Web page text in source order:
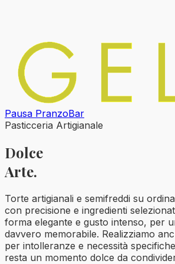
Pausa PranzoBar
Pasticceria Artigianale
Dolce
Arte.
Torte artigianali e semifreddi su
con precisione e ingredienti
forma elegante e gusto intenso, per
davvero memorabile. Realizziamo
per intolleranze e necessità
resta un momento dolce da